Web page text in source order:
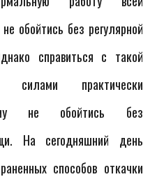
обойтись без регулярной
справиться с такой
силами практически
не обойтись без
На сегодняшний день
способов откачки